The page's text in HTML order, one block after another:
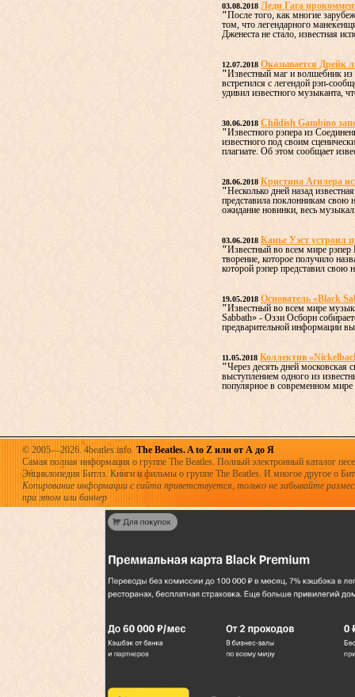
03.08.2018 Леди Гага
"После того, как многие
том, что легендарного
Дженеста не стало, известная
12.07.2018 Оказывается Дрейк
"Известный маг и волшебник из
встретился с легендой рэп-
удивил известного музыканта,
30.06.2018 Childish Gambino
"Известного рэпера из
известного под своим
плагиате. Об этом сообщает
28.06.2018 Кристина Агилера
"Несколько дней назад
представила поклонникам свою
ожидание новинки, весь
03.06.2018 Канье Уэст устроил
"Известный во всем мире рэпер
творение, которое получило
которой рэпер представил свою
19.05.2018 Основатель «Black
"Известный во всем мире
Sabbath» - Оззи Осборн
предварительной информации
11.05.2018 Коллектив
"Через десять дней московская
выступлением одного из
популярное в современном мире
© 2005—2026. 4beatles.info. The Beatles. A to Z или от А до Я
Самая полная информация о группе The Beatles. Полный электронный каталог
Энциклопедия Битлз. Книги и фильмы о группе The Beatles. И многое другое о
Копирование информации с сайта приветствуется, только не забывайте
при этом или баннер